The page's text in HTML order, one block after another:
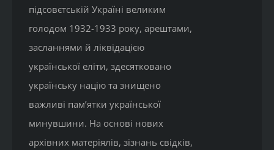
підсовєтській Україні великим
голодом 1932-1933 року, арештами,
засланнями й ліквідацією
української еліти, здесятковано
українську націю та знищено
важливі пам’ятки української
минувшини. На основі нових
архівних матеріялів, зізнань свідків,